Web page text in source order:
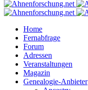
Home
Fernabfrage
Forum
Adressen
Veranstaltungen
Magazin
Genealogie-Anbieter